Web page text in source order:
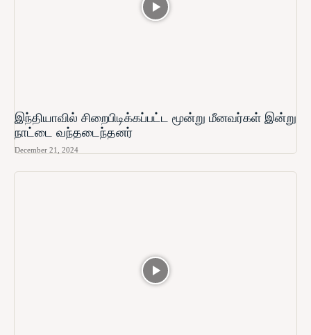
இந்தியாவில் சிறைபிடிக்கப்பட்ட மூன்று மீனவர்கள் இன்று
நாட்டை வந்தடைந்தனர்
December 21, 2024